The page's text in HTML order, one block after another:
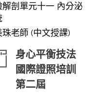
解剖單元十一 內分泌
珠老師 (中文授課)
身心平衡技法
國際證照培訓
第二屆